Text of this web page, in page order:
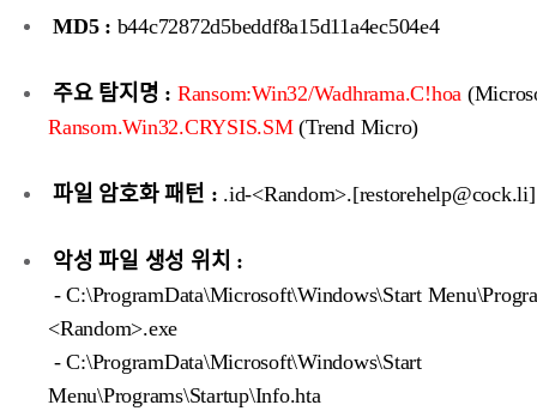
MD5 : b44c72872d5beddf8a15d11a4ec504e4
주요 탐지명 : Ransom:Win32/Wadhrama.C!hoa
Ransom.Win32.CRYSIS.SM(Trend Micro)
파일 암호화 패턴 : .id-
악성 파일 생성 위치 :
- C:\ProgramData\Microsoft\Windows\Start
<Random>.exe
- C:\ProgramData\Microsoft\Windows\Start
Menu\Programs\Startup\Info.hta